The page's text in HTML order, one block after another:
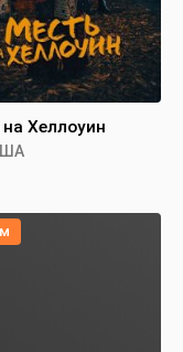
Хеллоуин